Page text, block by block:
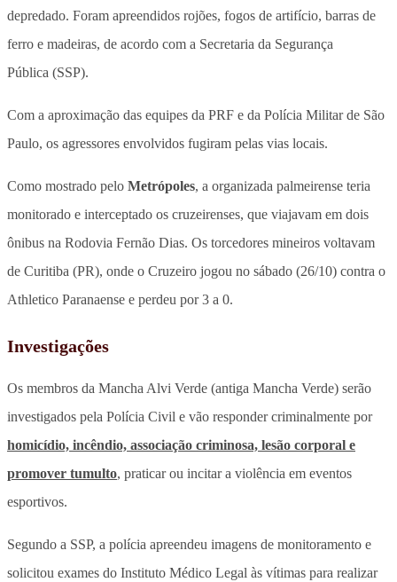
depredado. Foram apreendidos rojões, fogos de artifício, barras de
ferro e madeiras, de acordo com a Secretaria da Segurança
Pública (SSP).
Com a aproximação das equipes da PRF e da Polícia Militar de São
Paulo, os agressores envolvidos fugiram pelas vias locais.
Como mostrado pelo Metrópoles, a organizada palmeirense teria
monitorado e interceptado os cruzeirenses, que viajavam em dois
ônibus na Rodovia Fernão Dias. Os torcedores mineiros voltavam
de Curitiba (PR), onde o Cruzeiro jogou no sábado (26/10) contra o
Athletico Paranaense e perdeu por 3 a 0.
Investigações
Os membros da Mancha Alvi Verde (antiga Mancha Verde) serão
investigados pela Polícia Civil e vão responder criminalmente por
homicídio, incêndio, associação criminosa, lesão corporal e
promover tumulto, praticar ou incitar a violência em eventos
esportivos.
Segundo a SSP, a polícia apreendeu imagens de monitoramento e
solicitou exames do Instituto Médico Legal às vítimas para realizar